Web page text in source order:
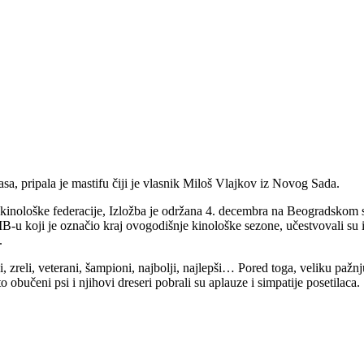
pripala je mastifu čiji je vlasnik Miloš Vlajkov iz Novog Sada.
federacije, Izložba je održana 4. decembra na
u koji je označio kraj ovogodišnje kinološke sezone, učestvovali
zreli, veterani, šampioni, najbolji, najlepši… Pored toga, veliku
obučeni psi i njihovi dreseri pobrali su aplauze i simpatije posetilaca.